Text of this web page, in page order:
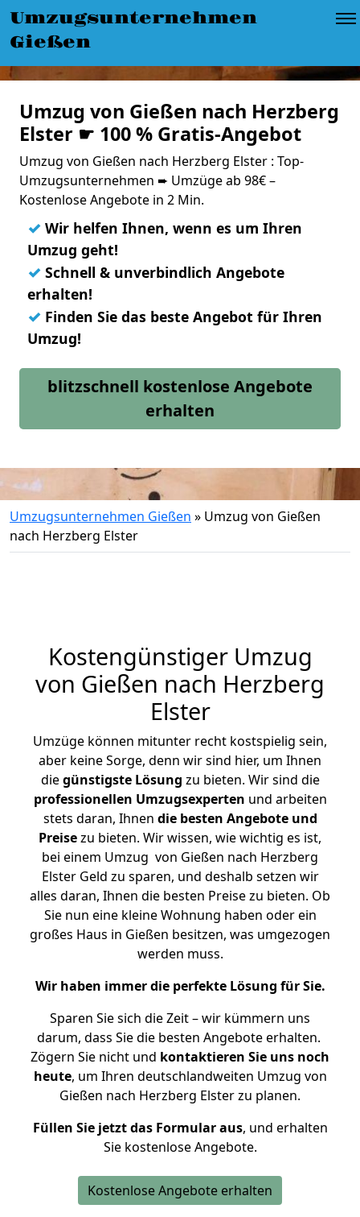
Umzugsunternehmen
Gießen
Umzug von Gießen nach Herzberg
Elster ☛ 100 % Gratis-Angebot
Umzug von Gießen nach Herzberg Elster : Top-
Umzugsunternehmen ➨ Umzüge ab 98€ –
Kostenlose Angebote in 2 Min.
✓ Wir helfen Ihnen, wenn es um Ihren
Umzug geht!
✓ Schnell & unverbindlich Angebote
erhalten!
✓ Finden Sie das beste Angebot für Ihren
Umzug!
blitzschnell kostenlose Angebote
erhalten
Umzugsunternehmen Gießen » Umzug von Gießen
nach Herzberg Elster
Kostengünstiger Umzug
von Gießen nach Herzberg
Elster
Umzüge können mitunter recht kostspielig sein,
aber keine Sorge, denn wir sind hier, um Ihnen
diegünstigste Lösung zu bieten. Wir sind die
professionellen Umzugsexperten und arbeiten
stets daran, Ihnen die besten Angebote und
Preisezu bieten. Wir wissen, wie wichtig es ist,
bei einem Umzug von Gießen nach Herzberg
Elster Geld zu sparen, und deshalb setzen wir
alles daran, Ihnen die besten Preise zu bieten. Ob
Sie nun eine kleine Wohnung haben oder ein
großes Haus in Gießen besitzen, was umgezogen
werden muss.
Wir haben immer die perfekte Lösung für Sie.
Sparen Sie sich die Zeit – wir kümmern uns
darum, dass Sie die besten Angebote erhalten.
Zögern Sie nicht und kontaktieren Sie uns noch
heute, um Ihren deutschlandweiten Umzug von
Gießen nach Herzberg Elster zu planen.
Füllen Sie jetzt das Formular aus, und erhalten
Sie kostenlose Angebote.
Kostenlose Angebote erhalten